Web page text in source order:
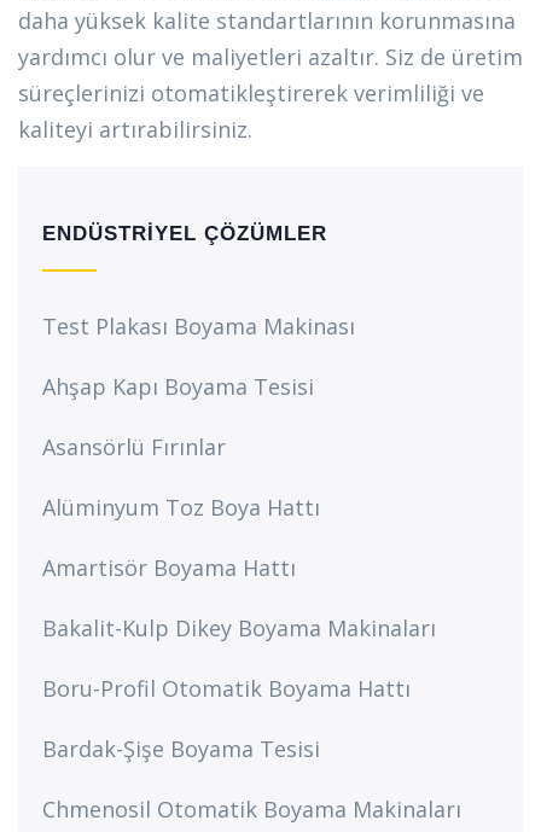
daha yüksek kalite standartlarının korunmasına
yardımcı olur ve maliyetleri azaltır. Siz de üretim
süreçlerinizi otomatikleştirerek verimliliği ve
kaliteyi artırabilirsiniz.
ENDÜSTRİYEL ÇÖZÜMLER
Test Plakası Boyama Makinası
Ahşap Kapı Boyama Tesisi
Asansörlü Fırınlar
Alüminyum Toz Boya Hattı
Amartisör Boyama Hattı
Bakalit-Kulp Dikey Boyama Makinaları
Boru-Profil Otomatik Boyama Hattı
Bardak-Şişe Boyama Tesisi
Chmenosil Otomatik Boyama Makinaları